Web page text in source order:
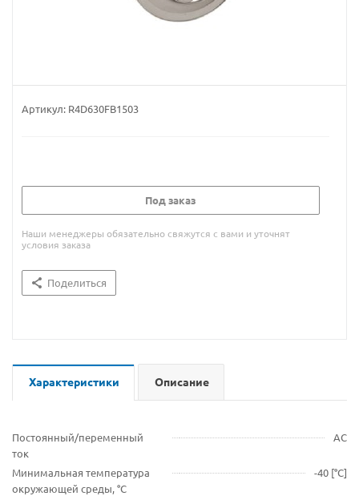
Артикул: R4D630FB1503
Под заказ
Наши менеджеры обязательно свяжутся с вами и уточнят
условия заказа
Поделиться
Характеристики Описание
Постоянный/переменный
ток
AC
Минимальная температура
окружающей среды, °C
-40 [°C]